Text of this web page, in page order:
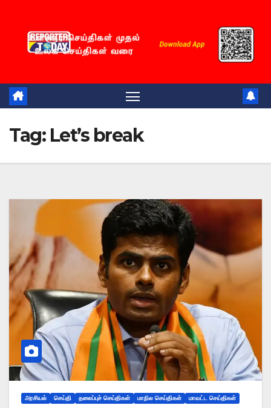
content
Tag: Let’s break
அரசியல் செய்தி தலைப்புச் செய்திகள் மாநில செய்திகள் மாவட்ட செய்திகள்